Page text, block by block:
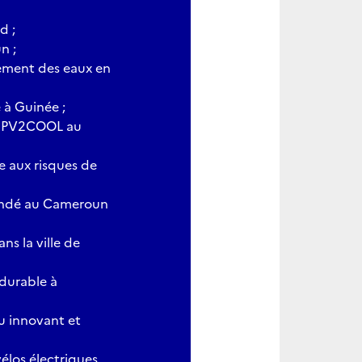
;
;
des eaux en
Guinée ;
au
aux risques de
au Cameroun
la ville de
à
innovant et
électriques